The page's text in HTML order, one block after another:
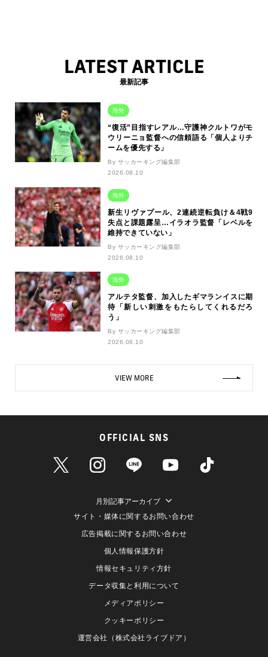
LATEST ARTICLE
最新記事
海外
“復活”目指すレアル…守護神クルトワがモ
ウリーニョ監督への信頼語る「個人よりチ
ームを優先する」
By サッカーキング編集部
2026.08.10
海外
新生リヴァプール、2連続逆転負け＆4戦9
失点と課題露呈…イラオラ監督「レベルを
維持できていない」
By サッカーキング編集部
2026.08.10
海外
アルテタ監督、加入したギマランイスに期
待「新しい刺激をもたらしてくれるだろ
う」
By サッカーキング編集部
2026.08.10
VIEW MORE
OFFICIAL SNS
月別記事アーカイブ
サイト・媒体に関するお問い合わせ
広告掲載に関するお問い合わせ
個人情報保護方針
情報セキュリティ方針
データ収集と利用について
メディアポリシー
クッキーポリシー
運営会社（株式会社ライブドア）